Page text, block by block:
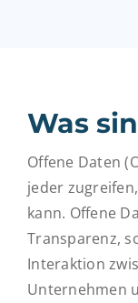
Was
Offene Daten
jeder
kann. Offene
Transparenz,
Interaktion
Unternehmen